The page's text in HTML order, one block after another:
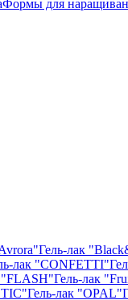
Формы для
Гель-лак
лак "CONFETTI"
"FLASH"Гель-лак
Гель-лак "OPAL"